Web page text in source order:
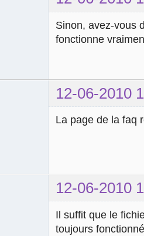
Sinon, avez-vous
fonctionne
12-06-2010
La page de la faq
12-06-2010
Il suffit que le
toujours